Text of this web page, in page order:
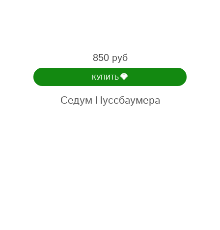
850 руб
КУПИТЬ💎
Седум Нуссбаумера